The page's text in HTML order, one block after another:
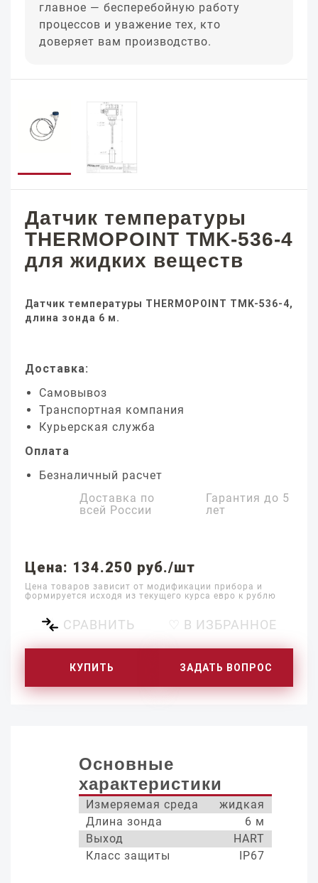
главное — бесперебойную работу
процессов и уважение тех, кто
доверяет вам производство.
Датчик температуры
THERMOPOINT TMK-536-4
для жидких веществ
Датчик температуры THERMOPOINT TMK-536-4,
длина зонда 6 м.
Доставка:
Самовывоз
Транспортная компания
Курьерская служба
Оплата
Безналичный расчет
Доставка по
всей России
Гарантия до 5
лет
Цена: 134.250 руб./шт
Цена товаров зависит от модификации прибора и
формируется исходя из текущего курса евро к рублю
СРАВНИТЬ ♡ В ИЗБРАННОЕ
КУПИТЬ ЗАДАТЬ ВОПРОС
Основные
характеристики
Измеряемая среда
жидкая
Длина зонда
6 м
Выход
HART
Класс защиты
IP67